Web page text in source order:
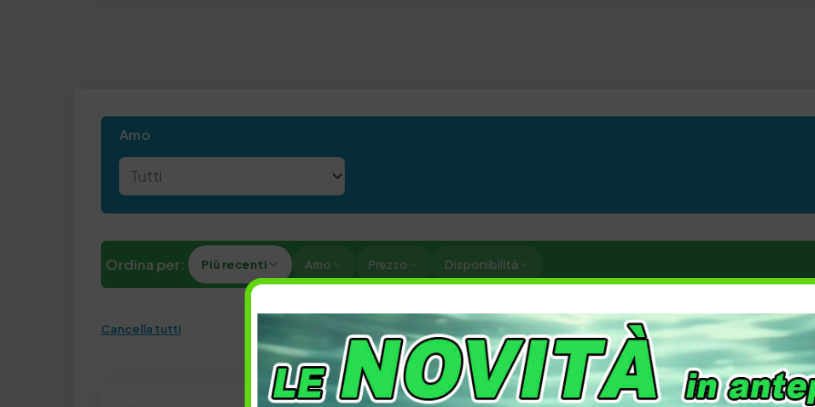
Amo
Ordina per: Più recenti Amo Prezzo Disponibilità
Cancella tutti